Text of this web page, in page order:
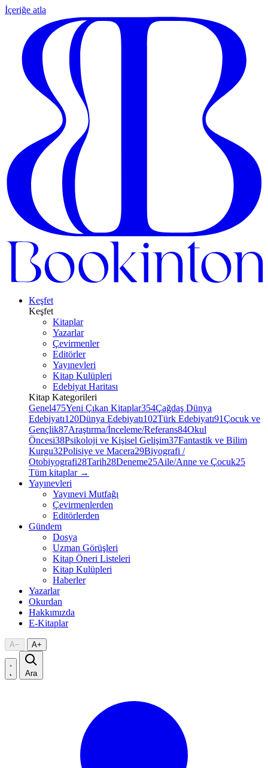
İçeriğe atla
Keşfet
Keşfet
Kitaplar
Yazarlar
Çevirmenler
Editörler
Yayınevleri
Kitap Kulüpleri
Edebiyat Haritası
Kitap Kategorileri
Genel475Yeni Çıkan Kitaplar354Çağdaş Dünya
Edebiyatı120Dünya Edebiyatı102Türk Edebiyatı91Çocuk ve
Gençlik87Araştırma/İnceleme/Referans84Okul
Öncesi38Psikoloji ve Kişisel Gelişim37Fantastik ve Bilim
Kurgu32Polisiye ve Macera29Biyografi /
Otobiyografi28Tarih28Deneme25Aile/Anne ve Çocuk25
Tüm kitaplar →
Yayınevleri
Yayınevi Mutfağı
Çevirmenlerden
Editörlerden
Gündem
Dosya
Uzman Görüşleri
Kitap Öneri Listeleri
Kitap Kulüpleri
Haberler
Yazarlar
Okurdan
Hakkımızda
E-Kitaplar
A− A+
Ara